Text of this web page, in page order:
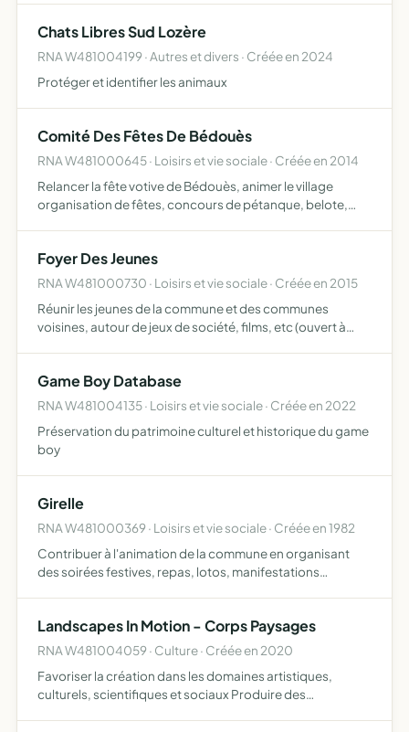
Chats Libres Sud Lozère
RNA W481004199 · Autres et divers · Créée en 2024
Protéger et identifier les animaux
Comité Des Fêtes De Bédouès
RNA W481000645 · Loisirs et vie sociale · Créée en 2014
Relancer la fête votive de Bédouès, animer le village
organisation de fêtes, concours de pétanque, belote,
producteurs…
Foyer Des Jeunes
RNA W481000730 · Loisirs et vie sociale · Créée en 2015
Réunir les jeunes de la commune et des communes
voisines, autour de jeux de société, films, etc (ouvert à
Game Boy Database
RNA W481004135 · Loisirs et vie sociale · Créée en 2022
Préservation du patrimoine culturel et historique du game
boy
Girelle
RNA W481000369 · Loisirs et vie sociale · Créée en 1982
Contribuer à l'animation de la commune en organisant
des soirées festives, repas, lotos, manifestations
rencontres,voy…
Landscapes In Motion - Corps Paysages
RNA W481004059 · Culture · Créée en 2020
Favoriser la création dans les domaines artistiques,
culturels, scientifiques et sociaux Produire des